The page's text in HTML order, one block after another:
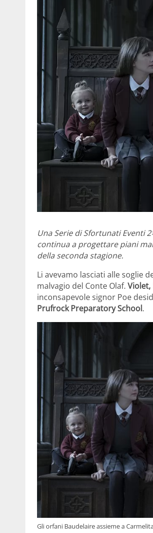
Una Serie di Sfortunati Eventi
continua a progettare piani
della seconda stagione.
Li avevamo lasciati alle soglie
malvagio del Conte Olaf. Violet,
inconsapevole signor Poe
Prufrock Preparatory School.
Gli orfani Baudelaire assieme a